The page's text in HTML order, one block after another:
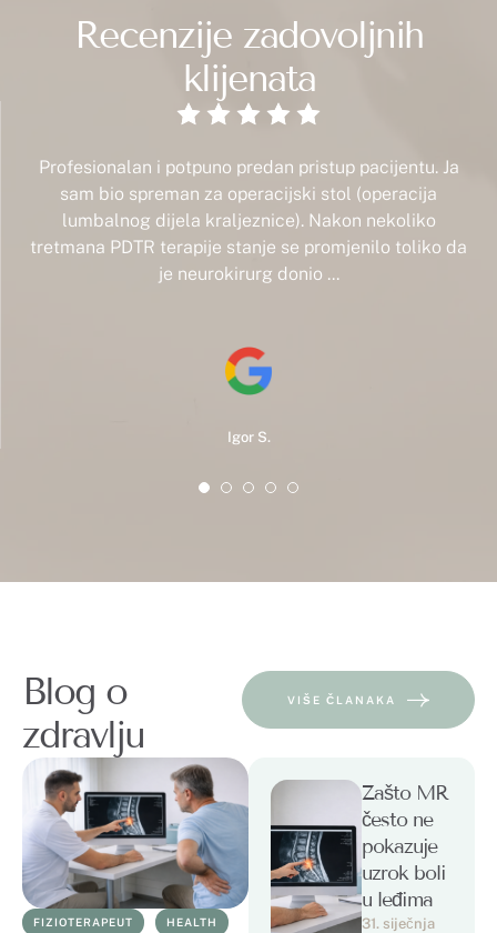
Recenzije zadovoljnih
klijenata
Profesionalan i potpuno predan pristup pacijentu. Ja
sam bio spreman za operacijski stol (operacija
lumbalnog dijela kraljeznice). Nakon nekoliko
tretmana PDTR terapije stanje se promjenilo toliko da
je neurokirurg donio ...
Igor S.
Blog o
zdravlju
VIŠE ČLANAKA
FIZIOTERAPEUT HEALTH
Zašto MR
često ne
pokazuje
uzrok boli
u leđima
31. siječnja